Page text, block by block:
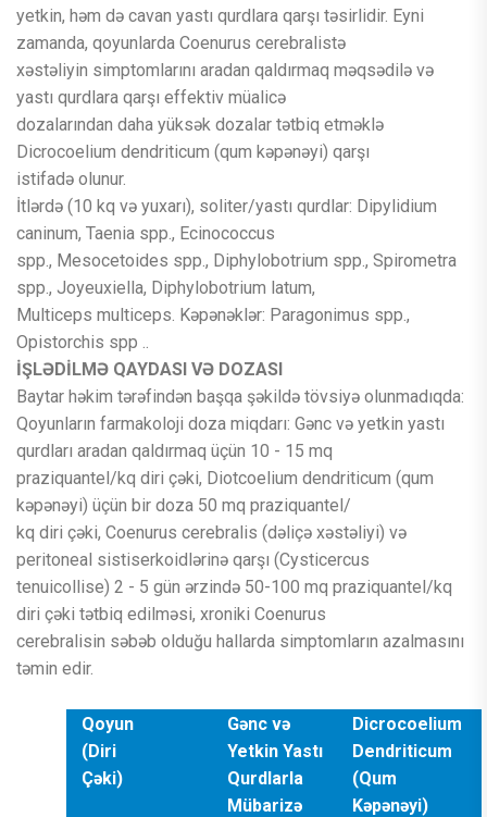
yetkin, həm də cavan yastı qurdlara qarşı təsirlidir. Eyni
zamanda, qoyunlarda Coenurus cerebralistə
xəstəliyin simptomlarını aradan qaldırmaq məqsədilə və
yastı qurdlara qarşı effektiv müalicə
dozalarından daha yüksək dozalar tətbiq etməklə
Dicrocoelium dendriticum (qum kəpənəyi) qarşı
istifadə olunur.
İtlərdə (10 kq və yuxarı), soliter/yastı qurdlar: Dipylidium
caninum, Taenia spp., Ecinococcus
spp., Mesocetoides spp., Diphylobotrium spp., Spirometra
spp., Joyeuxiella, Diphylobotrium latum,
Multiceps multiceps. Kəpənəklər: Paragonimus spp.,
Opistorchis spp ..
İŞLƏDİLMƏ QAYDASI VƏ DOZASI
Baytar həkim tərəfindən başqa şəkildə tövsiyə olunmadıqda:
Qoyunların farmakoloji doza miqdarı: Gənc və yetkin yastı
qurdları aradan qaldırmaq üçün 10 - 15 mq
praziquantel/kq diri çəki, Diotcoelium dendriticum (qum
kəpənəyi) üçün bir doza 50 mq praziquantel/
kq diri çəki, Coenurus cerebralis (dəliçə xəstəliyi) və
peritoneal sistiserkoidlərinə qarşı (Cysticercus
tenuicollise) 2 - 5 gün ərzində 50-100 mq praziquantel/kq
diri çəki tətbiq edilməsi, xroniki Coenurus
cerebralisin səbəb olduğu hallarda simptomların azalmasını
təmin edir.
Qoyun
(Diri
Çəki)
Gənc və
Yetkin Yastı
Qurdlarla
Mübarizə
Dicrocoelium
Dendriticum
(Qum
Kəpənəyi)